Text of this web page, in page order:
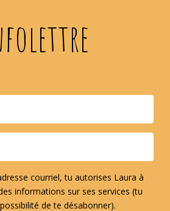
courriel, tu autorises Laura à
informations sur ses services (tu
de te désabonner).